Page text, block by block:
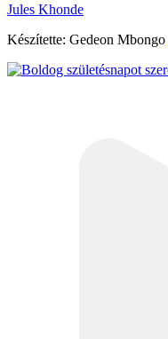
Jules Khonde
Készítette: Gedeon Mbongo